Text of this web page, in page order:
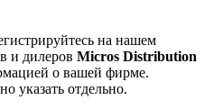
на нашем
и дилеров Micros Distribution
о вашей фирме.
указать отдельно.